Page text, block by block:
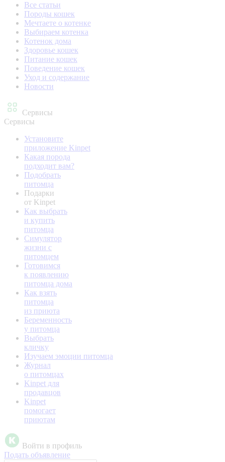
Все статьи
Породы кошек
Мечтаете о котенке
Выбираем котенка
Котенок дома
Здоровье кошек
Питание кошек
Поведение кошек
Уход и содержание
Новости
Сервисы
Сервисы
Установите
приложение Kinpet
Какая порода
подходит вам?
Подобрать
питомца
Подарки
от Kinpet
Как выбрать
и купить
питомца
Симулятор
жизни с
питомцем
Готовимся
к появлению
питомца дома
Как взять
питомца
из приюта
Беременность
у питомца
Выбрать
кличку
Изучаем эмоции питомца
Журнал
о питомцах
Kinpet для
продавцов
Kinpet
помогает
приютам
Войти в профиль
Подать объявление